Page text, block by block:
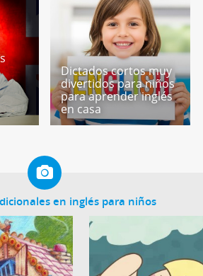
Dictados cortos muy
divertidos para niños
para aprender inglés
en casa
en inglés para niños